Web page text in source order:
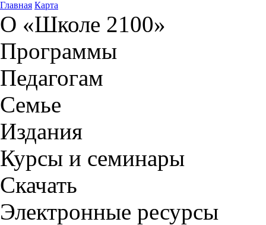
Главная Карта
О «Школе 2100»
Программы
Педагогам
Семье
Издания
Курсы и семинары
Скачать
Электронные ресурсы